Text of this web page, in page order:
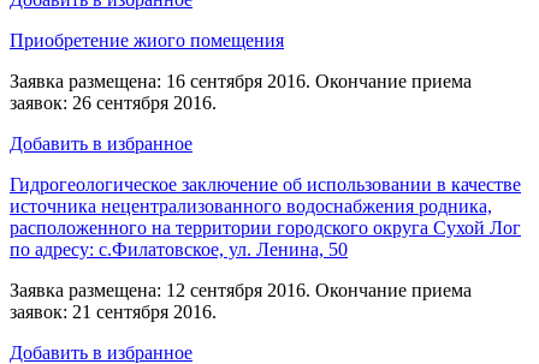
Приобретение жиого помещения
Заявка размещена: 16 сентября 2016. Окончание приема
заявок: 26 сентября 2016.
Добавить в избранное
Гидрогеологическое заключение об использовании в качестве
источника нецентрализованного водоснабжения родника,
расположенного на территории городского округа Сухой Лог
по адресу: с.Филатовское, ул. Ленина, 50
Заявка размещена: 12 сентября 2016. Окончание приема
заявок: 21 сентября 2016.
Добавить в избранное